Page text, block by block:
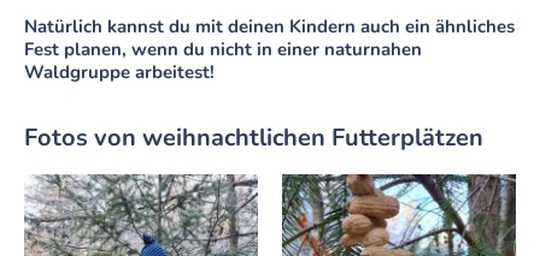
Natürlich kannst du mit deinen Kindern auch ein ähnliches
Fest planen, wenn du nicht in einer naturnahen
Waldgruppe arbeitest!
Fotos von weihnachtlichen Futterplätzen